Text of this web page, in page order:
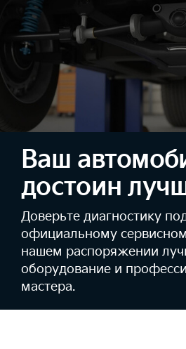
Ваш
достоин
Доверьте диагностику
официальному
нашем распоряжении
оборудование и
мастера.